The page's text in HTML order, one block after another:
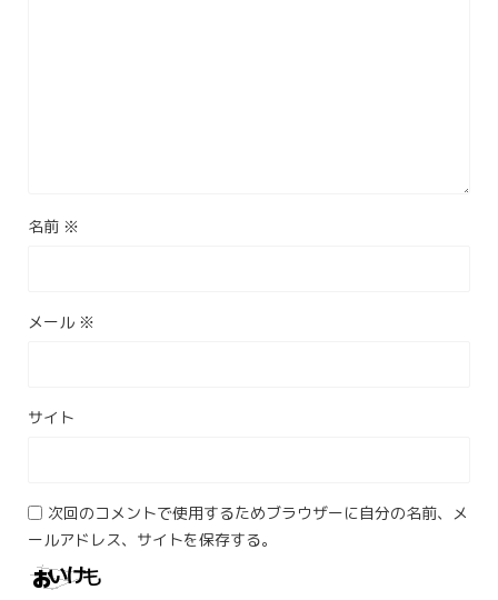
名前 ※
メール ※
サイト
次回のコメントで使用するためブラウザーに自分の名前、メ
ールアドレス、サイトを保存する。